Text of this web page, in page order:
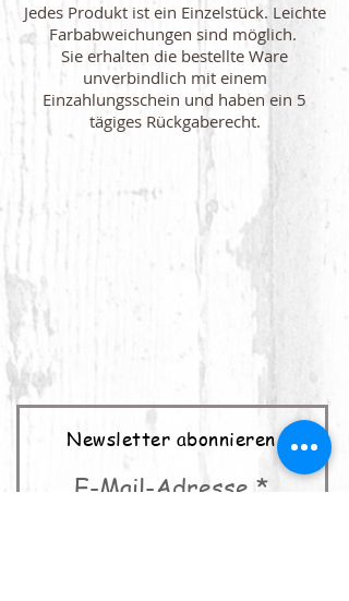
Jedes Produkt ist ein Einzelstück. Leichte
Farbabweichungen sind möglich.
Sie erhalten die bestellte Ware
unverbindlich mit einem
Einzahlungsschein und haben ein 5
tägiges Rückgaberecht.
Newsletter abonnieren
E-Mail-Adresse